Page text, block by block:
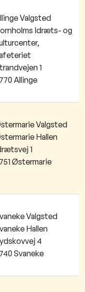
Valgsted
Idræts- og
1
Allinge
Valgsted
Hallen
1
Østermarie
Valgsted
Hallen
4
Svaneke